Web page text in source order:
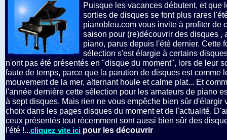
Puisque les vacances débutent, et que
sorties de disques se font plus rares
pianobleu.com vous invite à profiter de
saison pour (re)découvrir des disques ,
piano, parus depuis l'été dernier. Cette
sélection s'est élargie à certains
n'ont pas été présentés en "disque du moment", lors de leur
faute de temps, parce que la parution de disques est comme
mouvement de la mer, alternant houle et calme plat... Et
l'année dernière cette sélection pour les amateurs de piano
à sept disques. Mais rien ne vous empêche bien sûr d'élargir
choix dans les pages disques du moment et de l'actualité.
ceux présentés tout récemment sont aussi bien sûr des
l'été !...cliquez vite ici pour les découvrir